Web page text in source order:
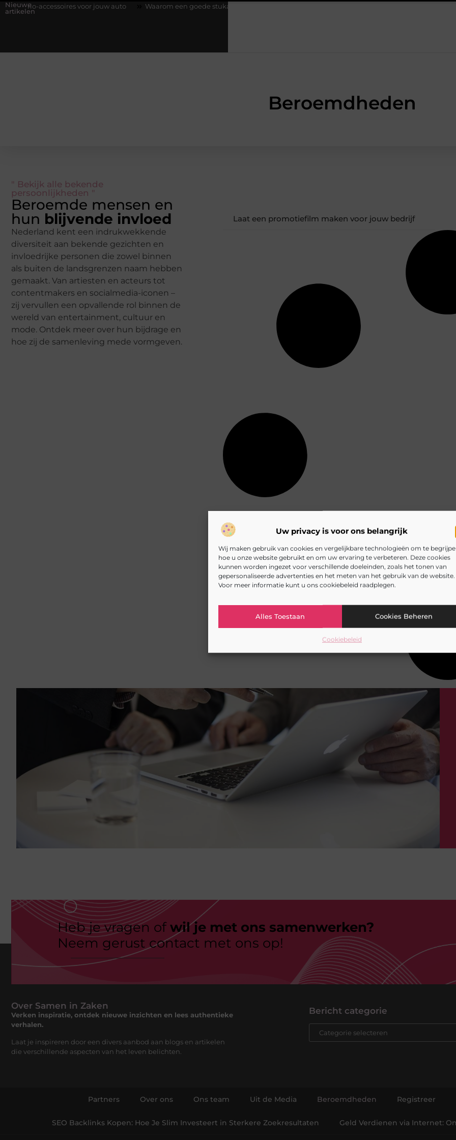
Uw privacy is voor ons belangrijk
Wij maken gebruik van cookies en vergelijkbare technologieën om te
hoe u onze website gebruikt en om uw ervaring te verbeteren. Deze cookies
kunnen worden ingezet voor verschillende doeleinden, zoals het tonen van
gepersonaliseerde advertenties en het meten van het gebruik van de website.
Voor meer informatie kunt u ons cookiebeleid raadplegen.
Alles Toestaan Cookies Beheren
Cookiebeleid
Nieuwe
artikelen
accessoires voor jouw auto Waarom een goede stukadoorgroothandel het werk van de stukadoor makkelijker maakt
Beroemdheden
" Bekijk alle bekende
persoonlijkheden "
Beroemde mensen en
hun blijvende invloed
Nederland kent een indrukwekkende
diversiteit aan bekende gezichten en
invloedrijke personen die zowel binnen
als buiten de landsgrenzen naam hebben
gemaakt. Van artiesten en acteurs tot
contentmakers en socialmedia-iconen –
zij vervullen een opvallende rol binnen de
wereld van entertainment, cultuur en
mode. Ontdek meer over hun bijdrage en
hoe zij de samenleving mede vormgeven.
Laat een promotiefilm maken voor jouw bedrijf
Heb je vragen ofwil je met ons samenwerken?
Neem gerust contact met ons op!
Over Samen in Zaken
Verken inspiratie, ontdek nieuwe inzichten en lees authentieke
verhalen.
Laat je inspireren door een divers aanbod aan blogs en artikelen
die verschillende aspecten van het leven belichten.
Bericht categorie
Partners Over ons Ons team Uit de Media Beroemdheden Registreer
SEO Backlinks Kopen: Hoe Je Slim Investeert in Sterkere Zoekresultaten Geld Verdienen via Internet: